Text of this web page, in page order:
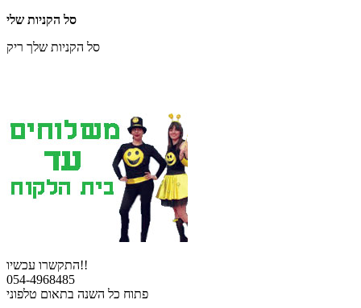
סל הקניות שלי
סל הקניות שלך ריק
התקשרו עכשיו!!
054-4968485
פתוח כל השנה בתאום טלפוני